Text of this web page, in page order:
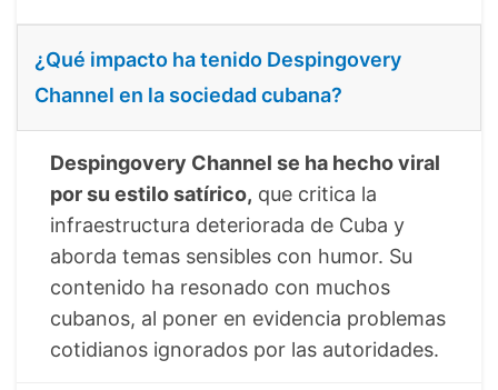
¿Qué impacto ha tenido Despingovery
Channel en la sociedad cubana?
Despingovery Channel se ha hecho viral
por su estilo satírico, que critica la
infraestructura deteriorada de Cuba y
aborda temas sensibles con humor. Su
contenido ha resonado con muchos
cubanos, al poner en evidencia problemas
cotidianos ignorados por las autoridades.